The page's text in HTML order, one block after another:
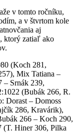
v tomto ročníku,
a v štvrtom kole
aj
ktorý zatiaľ ako
(Koch 281,
Mix Tatiana –
– Srnák 239,
(Bubák 266, R.
Dorast – Domoss
286, Kravárik),
266 – Koch 290,
(T. Hiner 306, Pilka